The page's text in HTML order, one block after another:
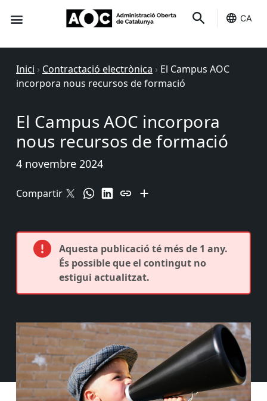
CA
Inici › Contractació electrònica › El Campus AOC
incorpora nous recursos de formació
El Campus AOC incorpora
nous recursos de formació
4 novembre 2024
Compartir
Aquesta publicació té més de 1 any.
És possible que el contingut no
estigui actualitzat.